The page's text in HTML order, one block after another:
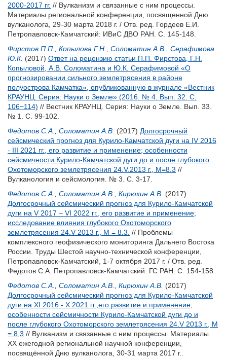
2000-2017 гг. // Вулканизм и связанные с ним процессы.
Материалы региональной конференции, посвященной Дню
вулканолога, 29-30 марта 2018 г. / Отв. ред. Гордеев Е.И.
Петропавловск-Камчатский: ИВиС ДВО РАН. С. 145-148.
Фирстов П.П.
Копылова Г.Н. Соломатин А.В.
Серафимова
Ю.К. (2017) Ответ на рецензию статьи П.П. Фирстова, Г.Н.
Копыловой, А.В. Соломатина и Ю.К. Серафимовой «О
прогнозировании сильного землетрясения в районе
полуострова Камчатка», опубликованную в журнале «Вестник
КРАУНЦ. Серия: Науки о Земле» (2016. № 4. Вып. 32. С.
106−114) // Вестник КРАУНЦ. Серия: Науки о Земле. Вып. 33.
№ 1. С. 99-102.
Федотов С.А.
Соломатин А.В. (2017) Долгосрочный
сейсмический прогноз для Курило-Камчатской дуги на IV 2016
- III 2021 гг., его развитие и применение; особенности
сейсмичности Курило-Камчатской дуги до и после глубокого
Охотоморского землетрясения 24.V.2013 г., M=8.3 //
Вулканология и сейсмология. № 3. С. 3-17.
Федотов С.А.
Соломатин А.В. Кирюхин А.В. (2017)
Долгосрочный сейсмический прогноз для Курило-Камчатской
дуги на V 2017 – VI 2022 гг., его развитие и применение;
исследование влияния глубокого Охотоморского
землетрясения 24.V 2013 г., M = 8.3. // Проблемы
комплексного геофизического мониторинга Дальнего Востока
России. Труды Шестой научно-технической конференции,
Петропавловск-Камчатский, 1-7 октября 2017 г. / Отв. ред.
Федотов С.А. Петропавловск-Камчатский: ГС РАН. С. 154-158.
Федотов С.А.
Соломатин А.В. Кирюхин А.В. (2017)
Долгосрочный сейсмический прогноз для Курило-Камчатской
дуги на XI 2016 - X 2021 гг.,его развитие и применение;
особенности сейсмичности Курило-Камчатской дуги до и
после глубокого Охотоморского землетрясения 24.V 2013 г., М
= 8,3 // Вулканизм и связанные с ним процессы. Материалы
XX ежегодной региональной научной конференции,
посвящённой Дню вулканолога, 30-31 марта 2017 г..